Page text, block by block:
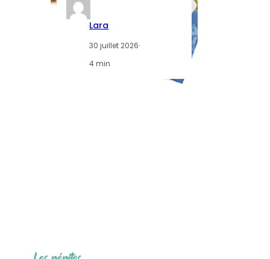
Lara
30 juillet 2026·
4 min